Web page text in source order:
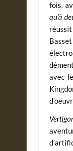
fois,
qu’à
avec